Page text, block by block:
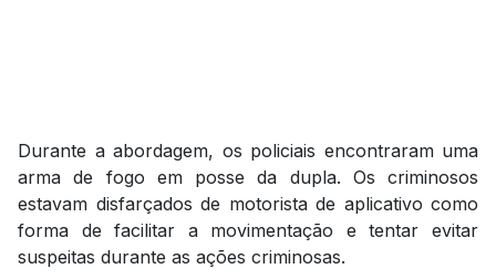
Durante a abordagem, os policiais encontraram uma
arma de fogo em posse da dupla. Os criminosos
estavam disfarçados de motorista de aplicativo como
forma de facilitar a movimentação e tentar evitar
suspeitas durante as ações criminosas.